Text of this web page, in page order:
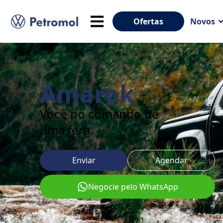
Ofertas Novos
Amarok
Você no comando de
uma fera.
Enviar Agendar
Negocie pelo WhatsApp